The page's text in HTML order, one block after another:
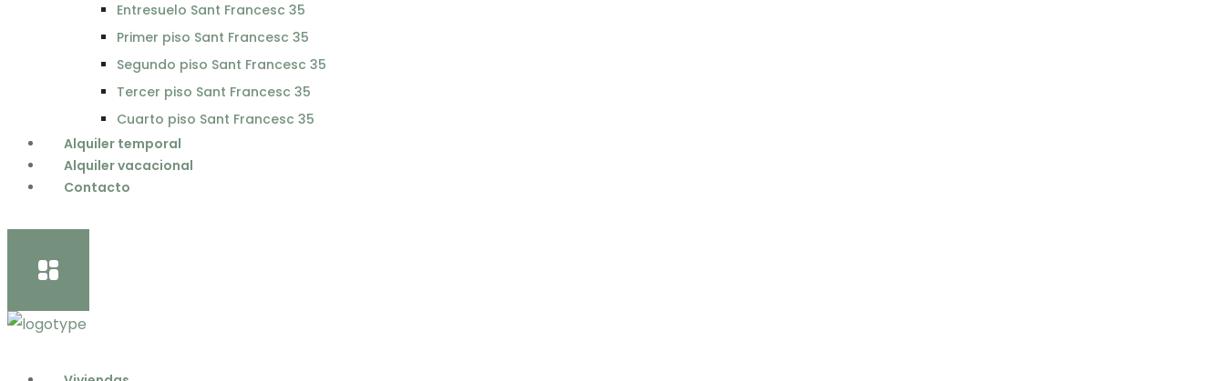
Entresuelo Sant Francesc 35
Primer piso Sant Francesc 35
Segundo piso Sant Francesc 35
Tercer piso Sant Francesc 35
Cuarto piso Sant Francesc 35
Alquiler temporal
Alquiler vacacional
Contacto